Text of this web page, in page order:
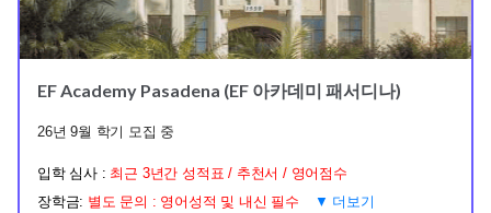
EF Academy Pasadena (EF 아카데미 패서디나)
26년 9월 학기 모집 중
입학 심사 : 최근 3년간 성적표 / 추천서 / 영어점수
장학금: 별도 문의 : 영어성적 및 내신 필수 ▼ 더보기